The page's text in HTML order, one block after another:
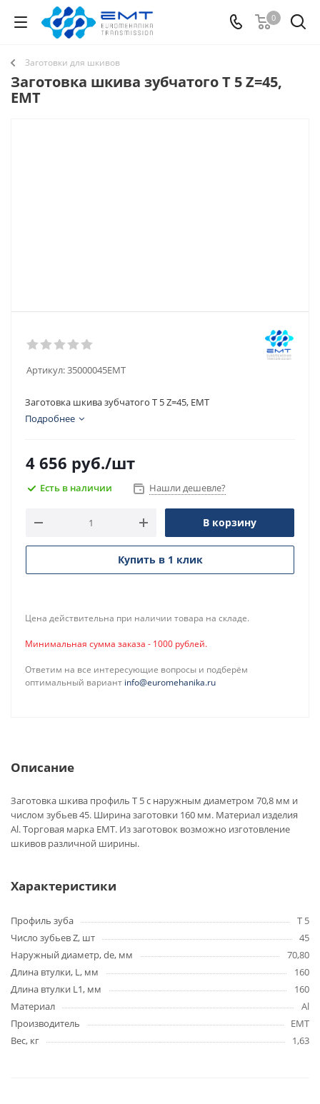
0
Заготовки для шкивов
Заготовка шкива зубчатого T 5 Z=45,
EMT
Артикул:35000045EMT
Заготовка шкива зубчатого T 5 Z=45, EMT
Подробнее
4 656 руб./шт
Есть в наличии Нашли дешевле?
В корзину
Купить в 1 клик
Цена действительна при наличии товара на складе.
Минимальная сумма заказа - 1000 рублей.
Ответим на все интересующие вопросы и подберём
оптимальный вариант info@euromehanika.ru
Описание
Заготовка шкива профиль T 5 с наружным диаметром 70,8 мм и
числом зубьев 45. Ширина заготовки 160 мм. Материал изделия
Al. Торговая марка EMT. Из заготовок возможно изготовление
шкивов различной ширины.
Характеристики
Профиль зуба
T 5
Число зубьев Z, шт
45
Наружный диаметр, de, мм
70,80
Длина втулки, L, мм
160
Длина втулки L1, мм
160
Материал
Al
Производитель
EMT
Вес, кг
1,63